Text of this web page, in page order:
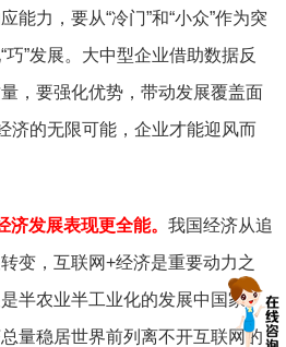
能力，要从“冷门”和“小众”作为突
”发展。大中型企业借助数据反
，要强化优势，带动发展覆盖面
济的无限可能，企业才能迎风而
济发展表现更全能。我国经济从追
变，互联网+经济是重要动力之
半农业半工业化的发展中国家。
量稳居世界前列离不开互联网的